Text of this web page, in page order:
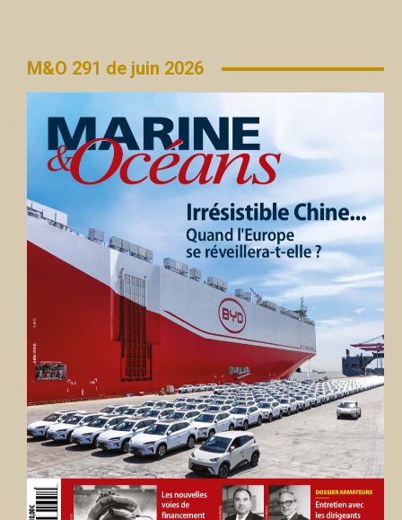
M&O 291 de juin 2026